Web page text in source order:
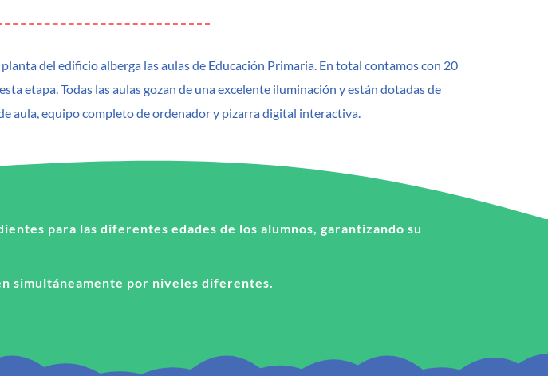
del edificio alberga las aulas de Educación Primaria. En total contamos con 20
etapa. Todas las aulas gozan de una excelente iluminación y están dotadas de
aula, equipo completo de ordenador y pizarra digital interactiva.
para las diferentes edades de los alumnos, garantizando su
simultáneamente por niveles diferentes.